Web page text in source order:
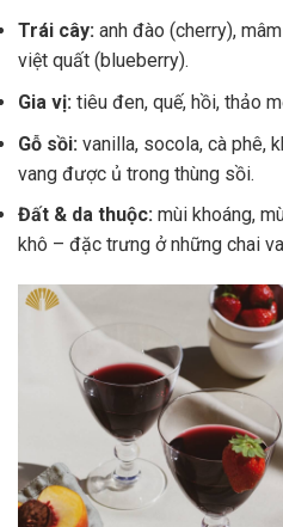
Trái cây: anh đào (cherry),
việt quất (blueberry).
Gia vị: tiêu đen, quế, hồi, thảo
Gỗ sồi: vanilla, socola, cà phê,
vang được ủ trong thùng sồi.
Đất & da thuộc: mùi khoáng,
khô – đặc trưng ở những chai